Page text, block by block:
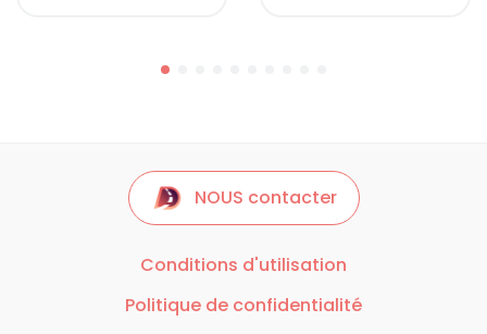
NOUS contacter
Conditions d'utilisation
Politique de confidentialité